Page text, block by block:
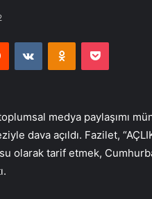
Reddit VKontakteOdnoklassniki
Pocket
medya paylaşımı
dava açıldı. Fazilet,
olarak tarif etmek,